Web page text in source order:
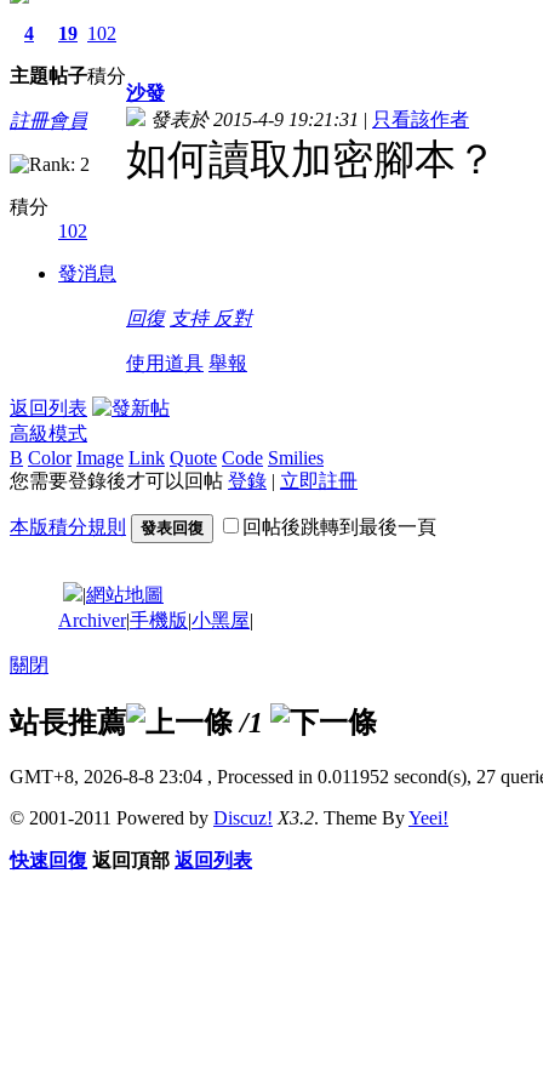
4
主題
19
帖子
102
積分
註冊會員
積分
102
發消息
沙發
發表於 2015-4-9 19:21:31 | 只看該作者
如何讀取加密腳本？
回復 支持 反對
使用道具 舉報
返回列表
高級模式
B Color Image Link Quote Code Smilies
您需要登錄後才可以回帖 登錄 | 立即註冊
本版積分規則 發表回復 回帖後跳轉到最後一頁
|網站地圖
Archiver|手機版|小黑屋|
關閉
站長推薦 /1
GMT+8, 2026-8-8 23:04 , Processed in 0.011952 second(s), 27
© 2001-2011 Powered by Discuz! X3.2. Theme ByYeei!
快速回復 返回頂部 返回列表